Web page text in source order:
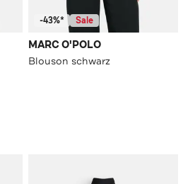
-43%* Sale
MARC O'POLO
Blouson schwarz